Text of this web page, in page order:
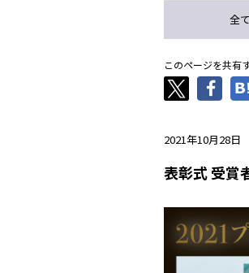
全て
このページを共有
2021年10月28日
表彰式 受賞